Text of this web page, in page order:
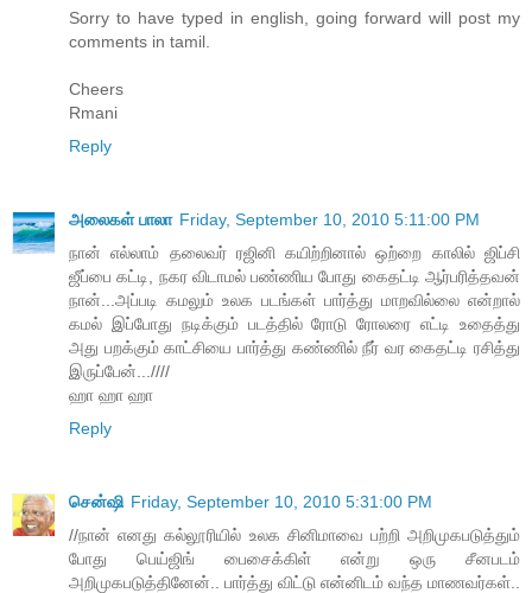
Sorry to have typed in english, going forward will post my
comments in tamil.
Cheers
Rmani
Reply
அலைகள் பாலா Friday, September 10, 2010 5:11:00 PM
நான் எல்லாம் தலைவர் ரஜினி கயிற்றினால் ஒற்றை காலில் ஜிப்சி
ஜீப்பை கட்டி, நகர விடாமல் பண்ணிய போது கைதட்டி ஆர்பரித்தவன்
நான்...அப்படி கமலும் உலக படங்கள் பார்த்து மாறவில்லை என்றால்
கமல் இப்போது நடிக்கும் படத்தில் ரோடு ரோலரை எட்டி உதைத்து
அது பறக்கும் காட்சியை பார்த்து கண்ணில் நீர் வர கைதட்டி ரசித்து
இருப்பேன்...////
ஹா ஹா ஹா
Reply
சென்ஷி Friday, September 10, 2010 5:31:00 PM
//நான் எனது கல்லூரியில் உலக சினிமாவை பற்றி அறிமுகபடுத்தும்
போது பெய்ஜிங் பைசைக்கிள் என்று ஒரு சீனபடம்
அறிமுகபடுத்தினேன்.. பார்த்து விட்டு என்னிடம் வந்த மாணவர்கள்..